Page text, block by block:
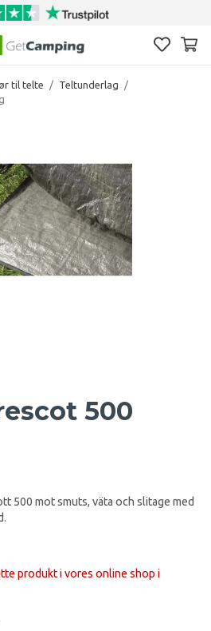
til telte / Teltunderlag
/
500
500 mot smuts, väta och slitage med
produkt i vores online shop i